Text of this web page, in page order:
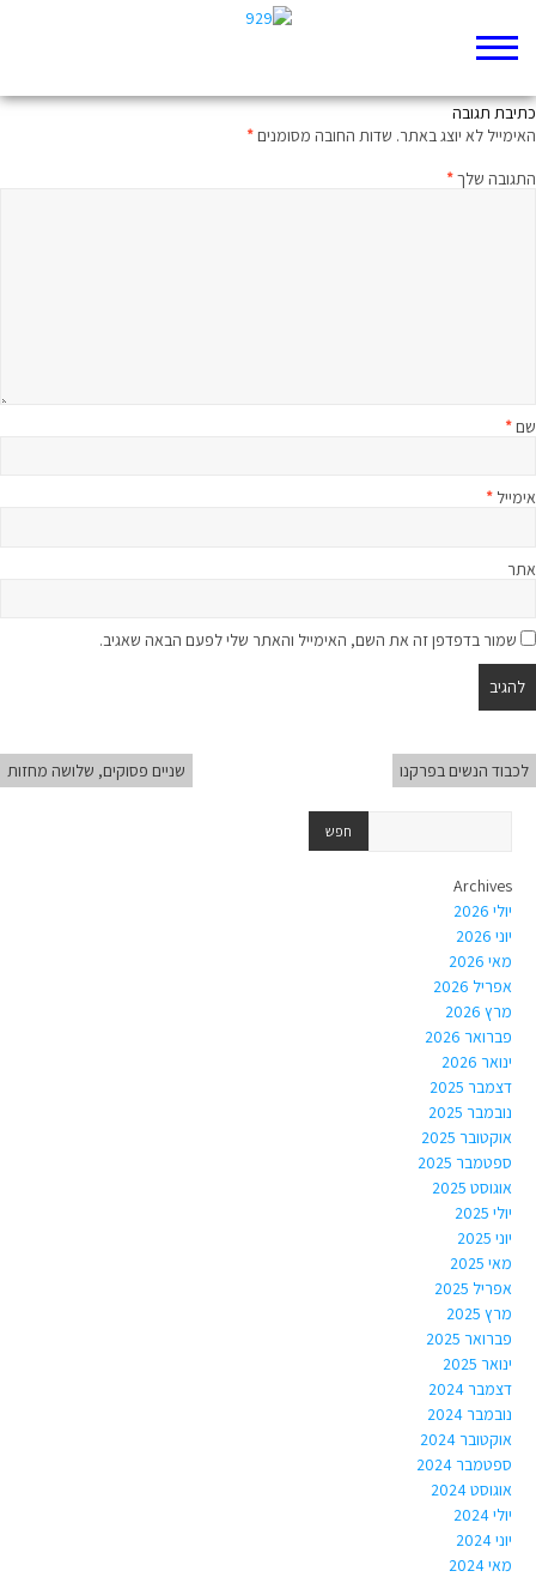
כתיבת תגובה
האימייל לא יוצג באתר. שדות החובה מסומנים*
התגובה שלך*
שם*
אימייל *
אתר
שמור בדפדפן זה את השם, האימייל והאתר שלי לפעם הבאה שאגיב.
לכבוד הנשים בפרקנו שניים פסוקים, שלושה מחזות
Archives
יולי 2026
יוני 2026
מאי 2026
אפריל 2026
מרץ 2026
פברואר 2026
ינואר 2026
דצמבר 2025
נובמבר 2025
אוקטובר 2025
ספטמבר 2025
אוגוסט 2025
יולי 2025
יוני 2025
מאי 2025
אפריל 2025
מרץ 2025
פברואר 2025
ינואר 2025
דצמבר 2024
נובמבר 2024
אוקטובר 2024
ספטמבר 2024
אוגוסט 2024
יולי 2024
יוני 2024
מאי 2024